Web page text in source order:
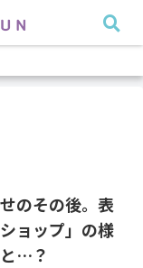
特集 耳より
のその後。表
ョップ」の様
…？